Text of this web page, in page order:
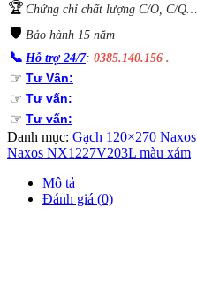
🏆Chứng chỉ chất lượng C/O, C/Q…
🛡️ Bảo hành 15 năm
📞 Hỗ trợ 24/7: 0385.140.156 .
☞ Tư Vấn:
☞ Tư vấn:
☞ Tư vấn:
Danh mục: Gạch 120×270 Naxos
Naxos NX1227V203L màu xám
Mô tả
Đánh giá (0)